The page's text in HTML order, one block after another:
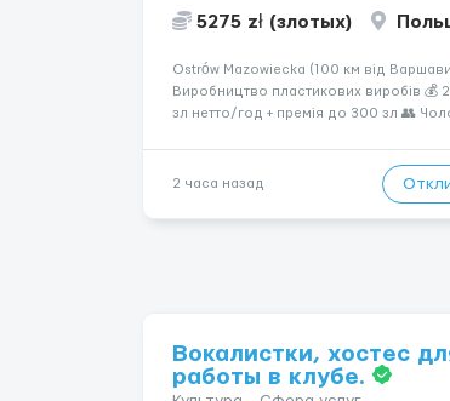
5275 zł (злотых)
Ostrów Mazowiecka (100 км від
Виробництво пластикових виробів 💰
зл нетто/год + премія до 300 зл 👥
— 400 зл. 📦 Обов...
2 часа назад
Вокалистки, хостес
работы в клубе.